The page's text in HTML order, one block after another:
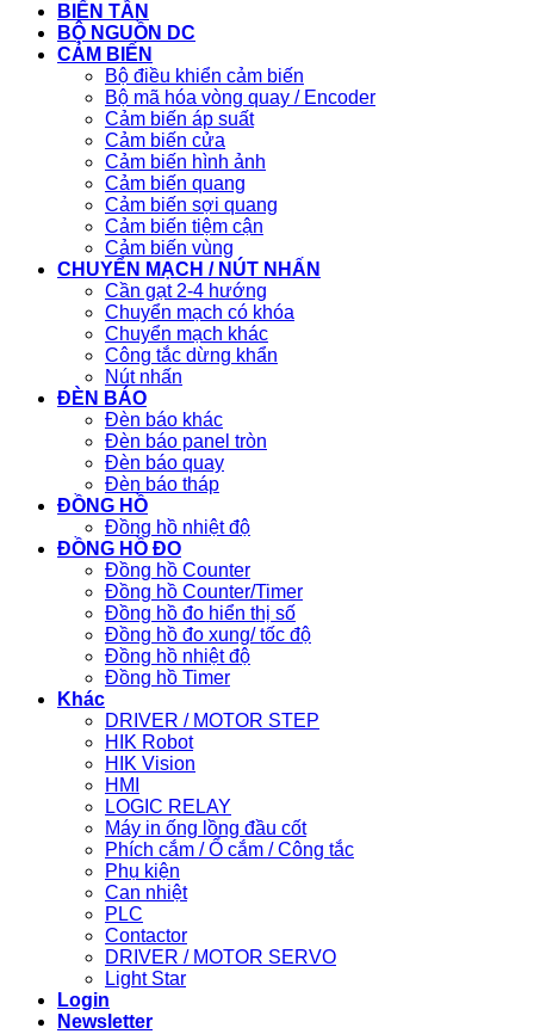
BIẾN TẦN
BỘ NGUỒN DC
CẢM BIẾN
Bộ điều khiển cảm biến
Bộ mã hóa vòng quay / Encoder
Cảm biến áp suất
Cảm biến cửa
Cảm biến hình ảnh
Cảm biến quang
Cảm biến sợi quang
Cảm biến tiệm cận
Cảm biến vùng
CHUYỂN MẠCH / NÚT NHẤN
Cần gạt 2-4 hướng
Chuyển mạch có khóa
Chuyển mạch khác
Công tắc dừng khẩn
Nút nhấn
ĐÈN BÁO
Đèn báo khác
Đèn báo panel tròn
Đèn báo quay
Đèn báo tháp
ĐỒNG HỒ
Đồng hồ nhiệt độ
ĐỒNG HỒ ĐO
Đồng hồ Counter
Đồng hồ Counter/Timer
Đồng hồ đo hiển thị số
Đồng hồ đo xung/ tốc độ
Đồng hồ nhiệt độ
Đồng hồ Timer
Khác
DRIVER / MOTOR STEP
HIK Robot
HIK Vision
HMI
LOGIC RELAY
Máy in ống lồng đầu cốt
Phích cắm / Ổ cắm / Công tắc
Phụ kiện
Can nhiệt
PLC
Contactor
DRIVER / MOTOR SERVO
Light Star
Login
Newsletter